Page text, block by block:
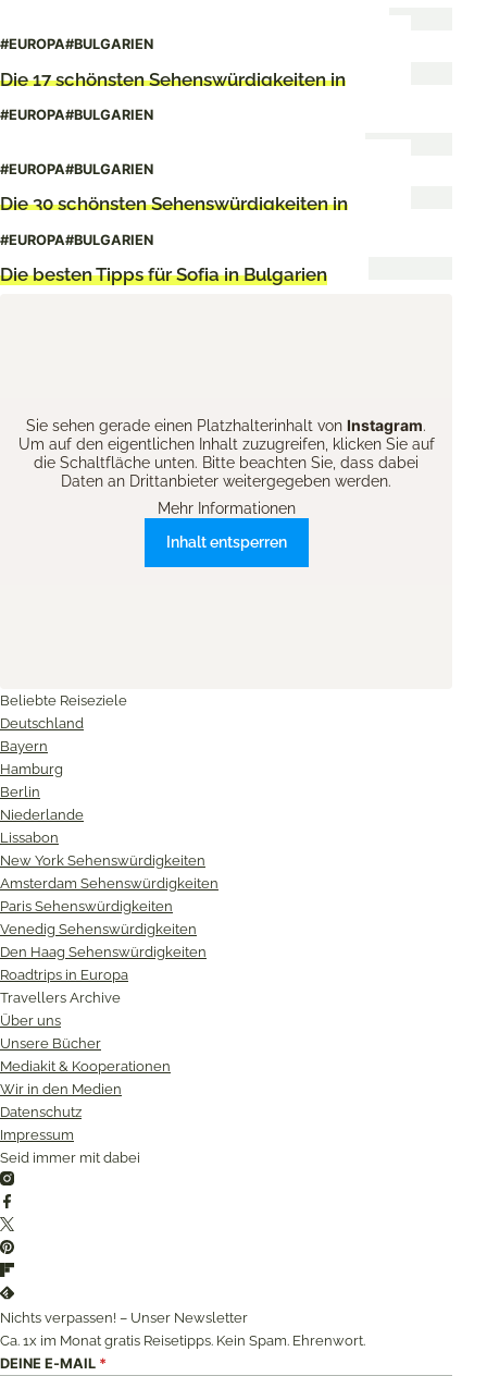
#EUROPA#BULGARIEN
Die 17 schönsten Sehenswürdigkeiten in
#EUROPA#BULGARIEN
#EUROPA#BULGARIEN
Die 30 schönsten Sehenswürdigkeiten in
#EUROPA#BULGARIEN
Die besten Tipps für Sofia in Bulgarien
Sie sehen gerade einen Platzhalterinhalt von Instagram.
Um auf den eigentlichen Inhalt zuzugreifen, klicken Sie auf
die Schaltfläche unten. Bitte beachten Sie, dass dabei
Daten an Drittanbieter weitergegeben werden.
Mehr Informationen
Inhalt entsperren
Beliebte Reiseziele
Deutschland
Bayern
Hamburg
Berlin
Niederlande
Lissabon
New York Sehenswürdigkeiten
Amsterdam Sehenswürdigkeiten
Paris Sehenswürdigkeiten
Venedig Sehenswürdigkeiten
Den Haag Sehenswürdigkeiten
Roadtrips in Europa
Travellers Archive
Über uns
Unsere Bücher
Mediakit & Kooperationen
Wir in den Medien
Datenschutz
Impressum
Seid immer mit dabei
Instagram
Twitter
Pinterest
Flipboard
Feedly
Nichts verpassen! – Unser Newsletter
Ca. 1x im Monat gratis Reisetipps. Kein Spam. Ehrenwort.
DEINE E-MAIL *